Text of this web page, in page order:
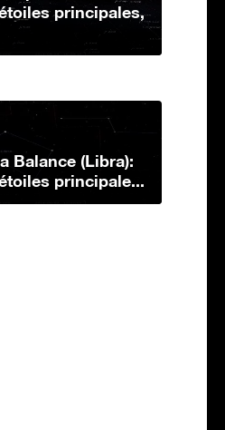
principales,
Balance (Libra):
principale...